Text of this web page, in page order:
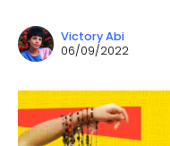
Victory Abi
06/09/2022